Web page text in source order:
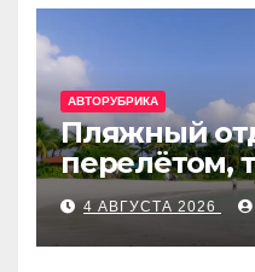
АВТОРУБРИКА
Пляжный
перелётом,
отелем на
Турции,
и Европе
4 АВГУСТА 2026